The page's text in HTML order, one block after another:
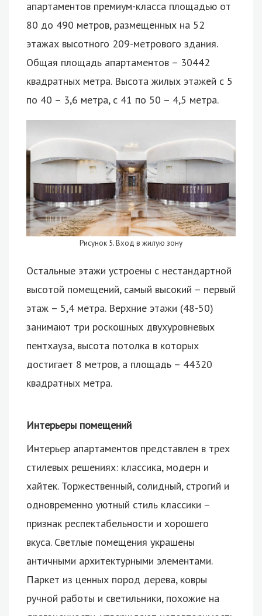
апартаментов премиум-класса площадью от
80 до 490 метров, размещенных на 52
этажах высотного 209-метрового здания.
Общая площадь апартаментов – 30442
квадратных метра. Высота жилых этажей с 5
по 40 – 3,6 метра, с 41 по 50 – 4,5 метра.
Рисунок 5. Вход в жилую зону
Остальные этажи устроены с нестандартной
высотой помещений, самый высокий – первый
этаж – 5,4 метра. Верхние этажи (48-50)
занимают три роскошных двухуровневых
пентхауза, высота потолка в которых
достигает 8 метров, а площадь – 44320
квадратных метра.
Интерьеры помещений
Интерьер апартаментов представлен в трех
стилевых решениях: классика, модерн и
хайтек. Торжественный, солидный, строгий и
одновременно уютный стиль классики –
признак респектабельности и хорошего
вкуса. Светлые помещения украшены
античными архитектурными элементами.
Паркет из ценных пород дерева, ковры
ручной работы и светильники, похожие на